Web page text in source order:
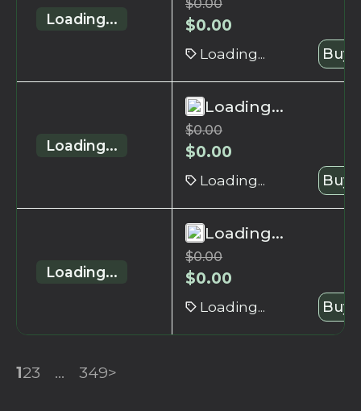
Loading...
$0.00
$0.00
Loading... Buy
Loading...
Loading...
$0.00
$0.00
Loading... Buy
Loading...
Loading...
$0.00
$0.00
Loading... Buy
123 ... 349>